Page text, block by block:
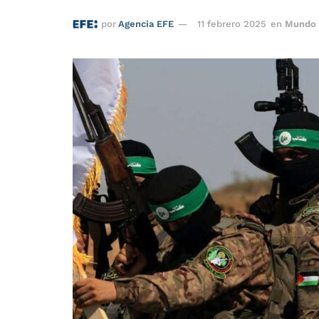
por Agencia EFE 11 febrero 2025 en Mundo